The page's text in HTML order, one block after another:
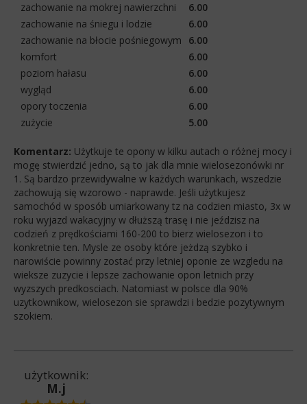
zachowanie na mokrej nawierzchni
6.00
zachowanie na śniegu i lodzie
6.00
zachowanie na błocie pośniegowym
6.00
komfort
6.00
poziom hałasu
6.00
wygląd
6.00
opory toczenia
6.00
zużycie
5.00
Komentarz: Użytkuje te opony w kilku autach o różnej mocy i
mogę stwierdzić jedno, są to jak dla mnie wielosezonówki nr
1. Są bardzo przewidywalne w każdych warunkach, wszedzie
zachowują się wzorowo - naprawde. Jeśli użytkujesz
samochód w sposób umiarkowany tz na codzien miasto, 3x w
roku wyjazd wakacyjny w dłuższą trasę i nie jeździsz na
codzień z prędkościami 160-200 to bierz wielosezon i to
konkretnie ten. Mysle ze osoby które jeżdzą szybko i
narowiście powinny zostać przy letniej oponie ze wzgledu na
wieksze zuzycie i lepsze zachowanie opon letnich przy
wyzszych predkosciach. Natomiast w polsce dla 90%
uzytkownikow, wielosezon sie sprawdzi i bedzie pozytywnym
szokiem.
użytkownik:
M.j